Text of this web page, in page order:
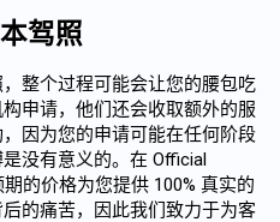
驾照
整个过程可能会让您的腰包吃
申请，他们还会收取额外的服
因为您的申请可能在任何阶段
没有意义的。在 Official
的价格为您提供 100% 真实的
的痛苦，因此我们致力于为客